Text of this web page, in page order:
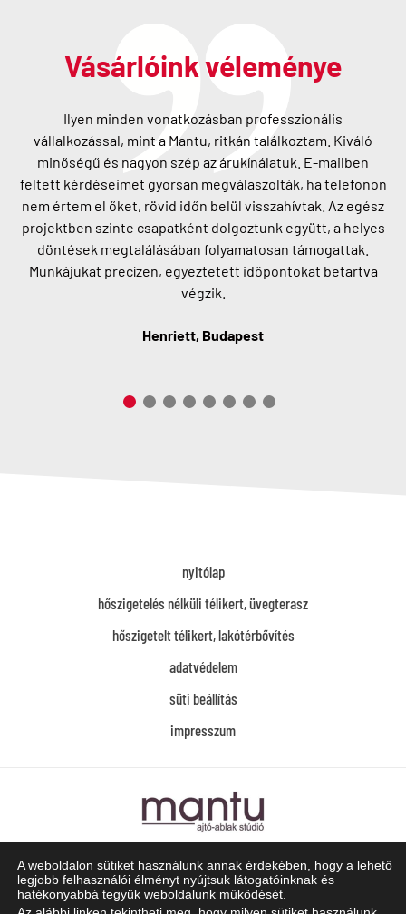
Vásárlóink véleménye
Ilyen minden vonatkozásban professzionális
vállalkozással, mint a Mantu, ritkán találkoztam. Kiváló
minőségű és nagyon szép az árukínálatuk. E-mailben
feltett kérdéseimet gyorsan megválaszolták, ha telefonon
nem értem el őket, rövid időn belül visszahívtak. Az egész
projektben szinte csapatként dolgoztunk együtt, a helyes
döntések megtalálásában folyamatosan támogattak.
Munkájukat precízen, egyeztetett időpontokat betartva
végzik.
Henriett, Budapest
nyitólap
hőszigetelés nélküli télikert, üvegterasz
hőszigetelt télikert, lakótérbővítés
adatvédelem
süti beállítás
impresszum
Mantu Ajtó-Ablak Stúdió
1139 Budapest, Röppentyű u. 73/A
Telefon:+36/20-519-4787
A weboldalon sütiket használunk annak érdekében, hogy a lehető
legjobb felhasználói élményt nyújtsuk látogatóinknak és
hatékonyabbá tegyük weboldalunk működését.